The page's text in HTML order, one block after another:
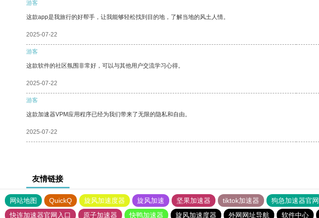
游客
这款app是我旅行的好帮手，让我能够轻松找到目的地，了解当地的风土人情。
2025-07-22
游客
这款软件的社区氛围非常好，可以与其他用户交流学习心得。
2025-07-22
游客
这款加速器VPM应用程序已经为我们带来了无限的隐私和自由。
2025-07-22
友情链接
网站地图 QuickQ 旋风加速度器 旋风加速 坚果加速器 tiktok加速器 狗急加速器官网
快连加速器官网入口
原子加速器 快鸭加速器 旋风加速度器 外网网址导航 软件中心